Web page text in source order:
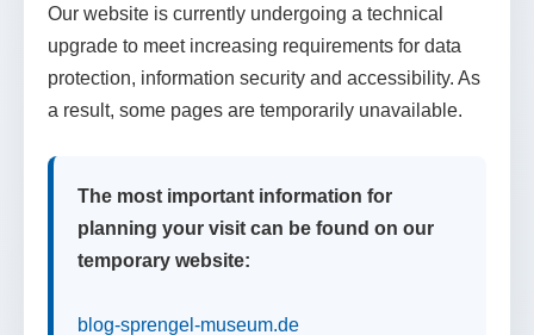
Our website is currently undergoing a technical
upgrade to meet increasing requirements for data
protection, information security and accessibility. As
a result, some pages are temporarily unavailable.
The most important information for
planning your visit can be found on our
temporary website:
blog-sprengel-museum.de